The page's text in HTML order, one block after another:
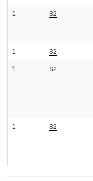
1 S2
1 S2
1 S2
1 S2